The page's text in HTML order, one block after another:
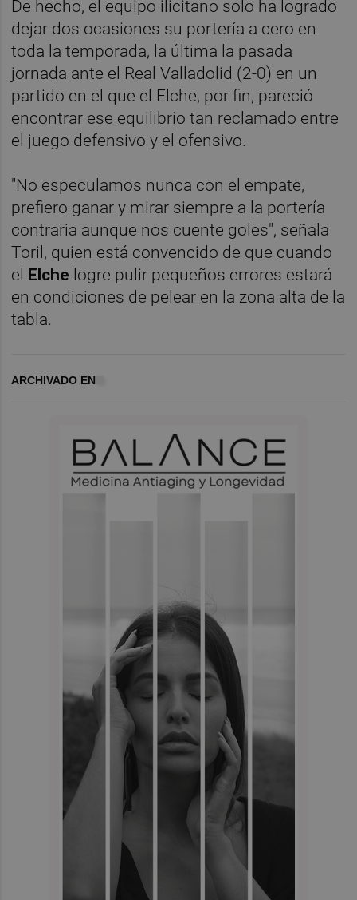
De hecho, el equipo ilicitano solo ha logrado
dejar dos ocasiones su portería a cero en
toda la temporada, la última la pasada
jornada ante el Real Valladolid (2-0) en un
partido en el que el Elche, por fin, pareció
encontrar ese equilibrio tan reclamado entre
el juego defensivo y el ofensivo.
"No especulamos nunca con el empate,
prefiero ganar y mirar siempre a la portería
contraria aunque nos cuente goles", señala
Toril, quien está convencido de que cuando
el Elche logre pulir pequeños errores estará
en condiciones de pelear en la zona alta de la
tabla.
ARCHIVADO EN